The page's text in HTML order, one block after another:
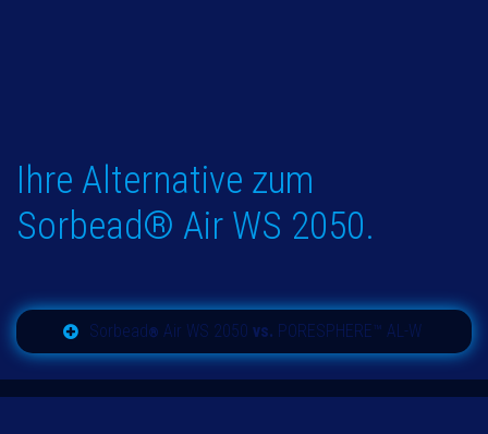
Ihre Alternative zum
Sorbead® Air WS 2050.
Sorbead® Air WS 2050 vs. PORESPHERE™ AL-W